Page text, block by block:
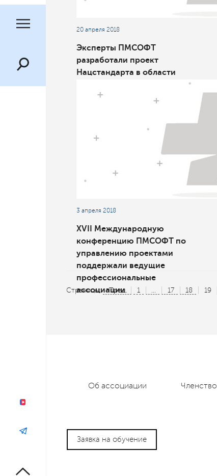
20 апреля 2018
Эксперты ПМСОФТ
разработали проект
Нацстандарта в области
стоимостного инжиниринга
3 апреля 2018
XVII Международную
конференцию ПМСОФТ по
управлению проектами
поддержали ведущие
профессиональные
ассоциации
Страницы: Пред. 1 17 18 19
Заявка на обучение
Об ассоциации Членство